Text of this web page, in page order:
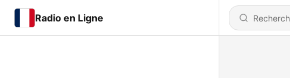
Radio en Ligne